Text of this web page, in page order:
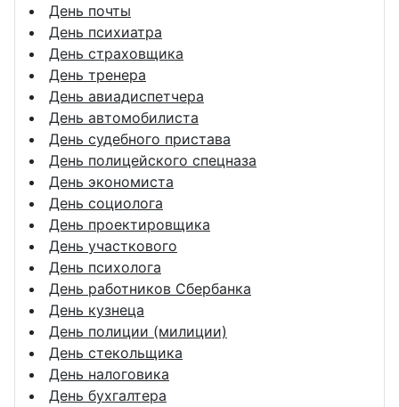
День почты
День психиатра
День страховщика
День тренера
День авиадиспетчера
День автомобилиста
День судебного пристава
День полицейского спецназа
День экономиста
День социолога
День проектировщика
День участкового
День психолога
День работников Сбербанка
День кузнеца
День полиции (милиции)
День стекольщика
День налоговика
День бухгалтера